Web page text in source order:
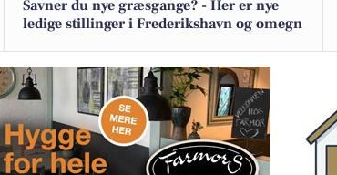
Savner du nye græsgange? - Her er nye
ledige stillinger i Frederikshavn og omegn